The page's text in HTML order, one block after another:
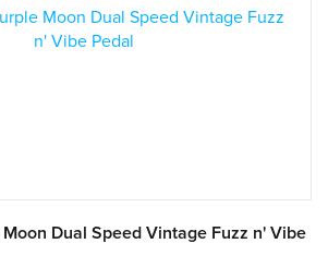
Dual Speed Vintage Fuzz n' Vibe